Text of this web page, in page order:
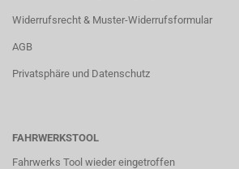
Widerrufsrecht & Muster-Widerrufsformular
AGB
Privatsphäre und Datenschutz
FAHRWERKSTOOL
Fahrwerks Tool wieder eingetroffen